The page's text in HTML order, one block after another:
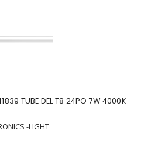
TUBE DEL T8 24PO 7W 4000K
-LIGHT